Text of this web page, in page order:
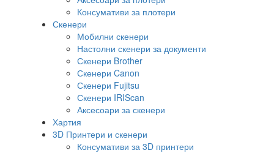
Консумативи за плотери
Скенери
Мобилни скенери
Настолни скенери за документи
Скенери Brother
Скенери Canon
Скенери Fujitsu
Скенери IRIScan
Аксесоари за скенери
Хартия
3D Принтери и скенери
Консумативи за 3D принтери